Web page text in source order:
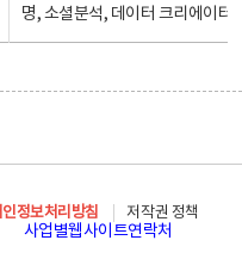
명, 소셜분석, 데이터 크리에이터
정보처리방침
저작권 정책
사업별웹사이트연락처